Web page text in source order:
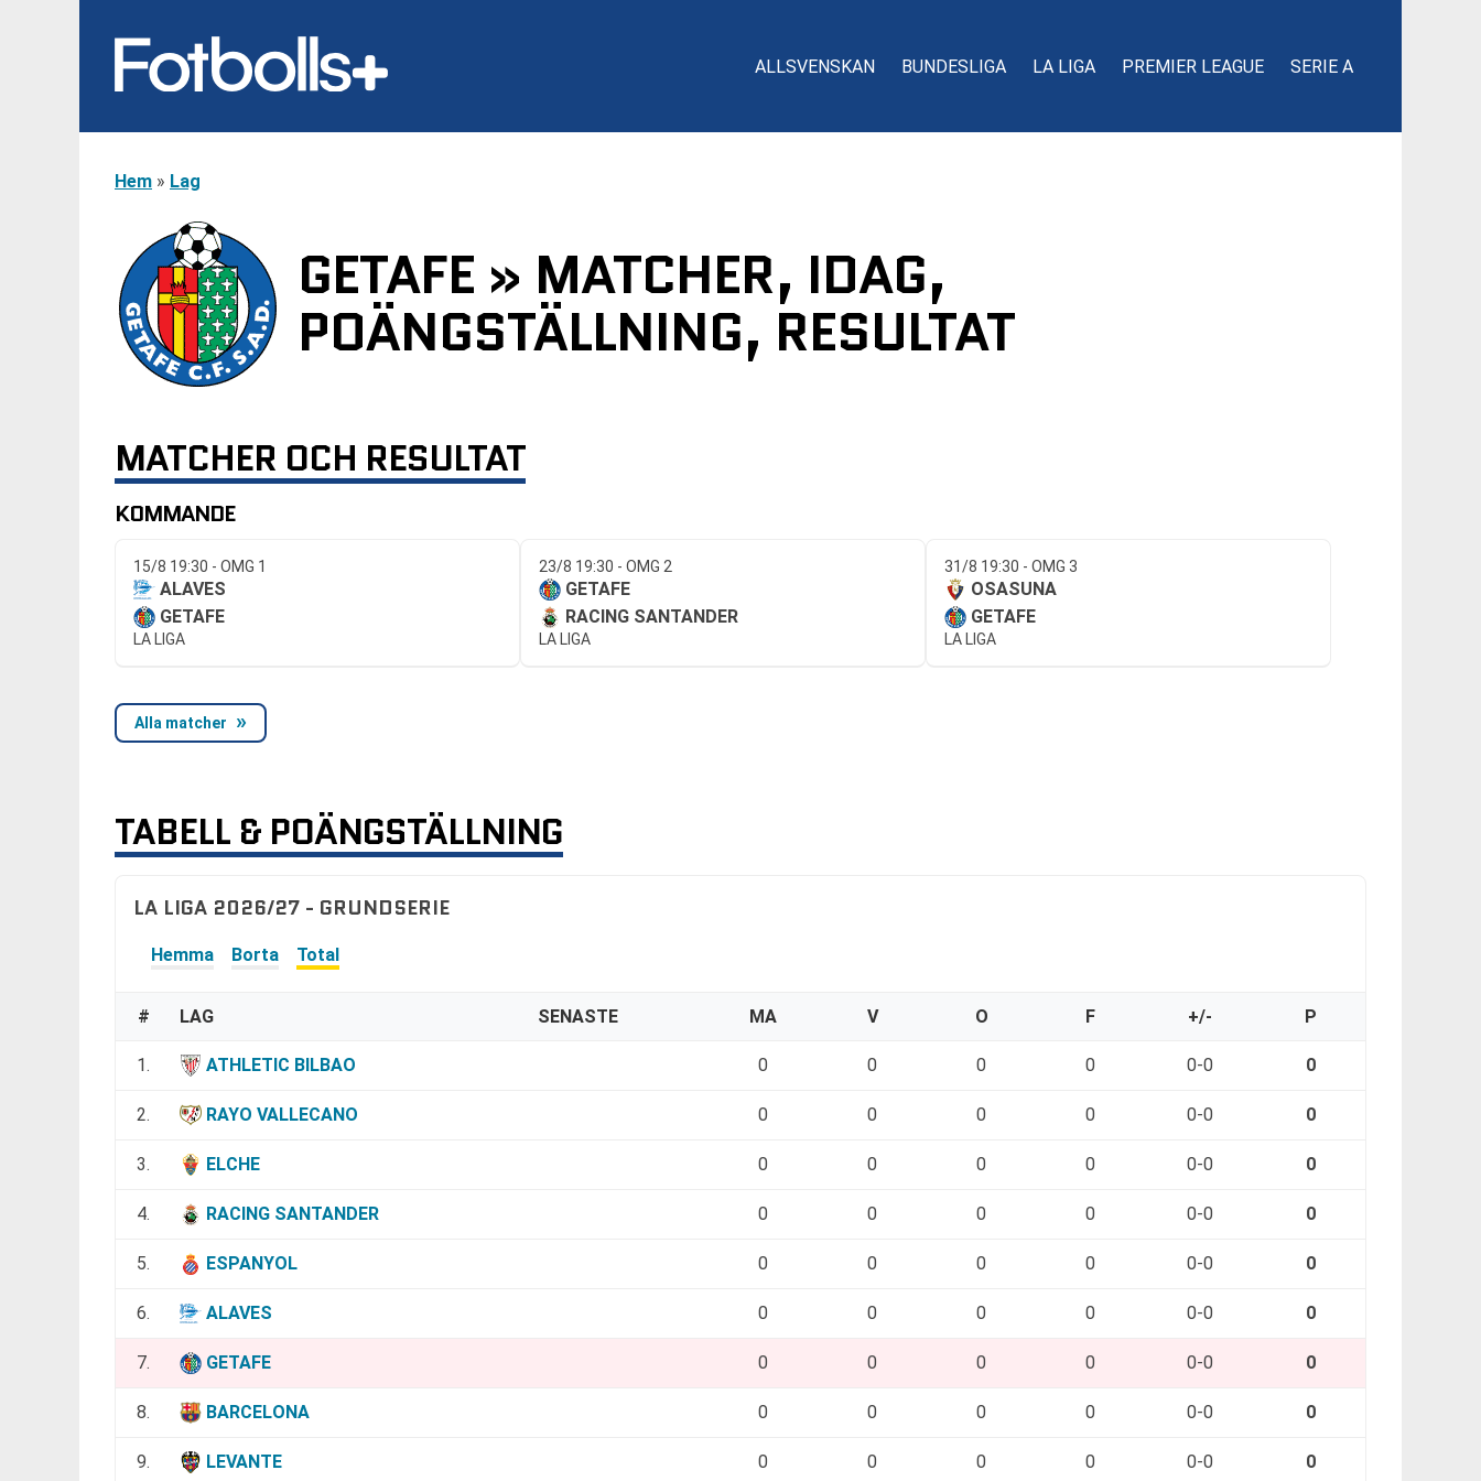
ALLSVENSKAN BUNDESLIGA LA LIGA PREMIER LEAGUE SERIE A
Hem » Lag
GETAFE » MATCHER, IDAG,
POÄNGSTÄLLNING, RESULTAT
MATCHER OCH RESULTAT
KOMMANDE
15/8 19:30 - OMG 1
ALAVES
GETAFE
LA LIGA
23/8 19:30 - OMG 2
GETAFE
RACING SANTANDER
LA LIGA
31/8 19:30 - OMG 3
OSASUNA
GETAFE
LA LIGA
Alla matcher
TABELL & POÄNGSTÄLLNING
LA LIGA 2026/27 - GRUNDSERIE
Hemma Borta Total
# LAG SENASTE MA V O F +/- P
1. ATHLETIC BILBAO 0 0 0 0 0-0 0
2. RAYO VALLECANO 0 0 0 0 0-0 0
3. ELCHE 0 0 0 0 0-0 0
4. RACING SANTANDER 0 0 0 0 0-0 0
5. ESPANYOL 0 0 0 0 0-0 0
6. ALAVES 0 0 0 0 0-0 0
7. GETAFE 0 0 0 0 0-0 0
8. BARCELONA 0 0 0 0 0-0 0
9. LEVANTE 0 0 0 0 0-0 0